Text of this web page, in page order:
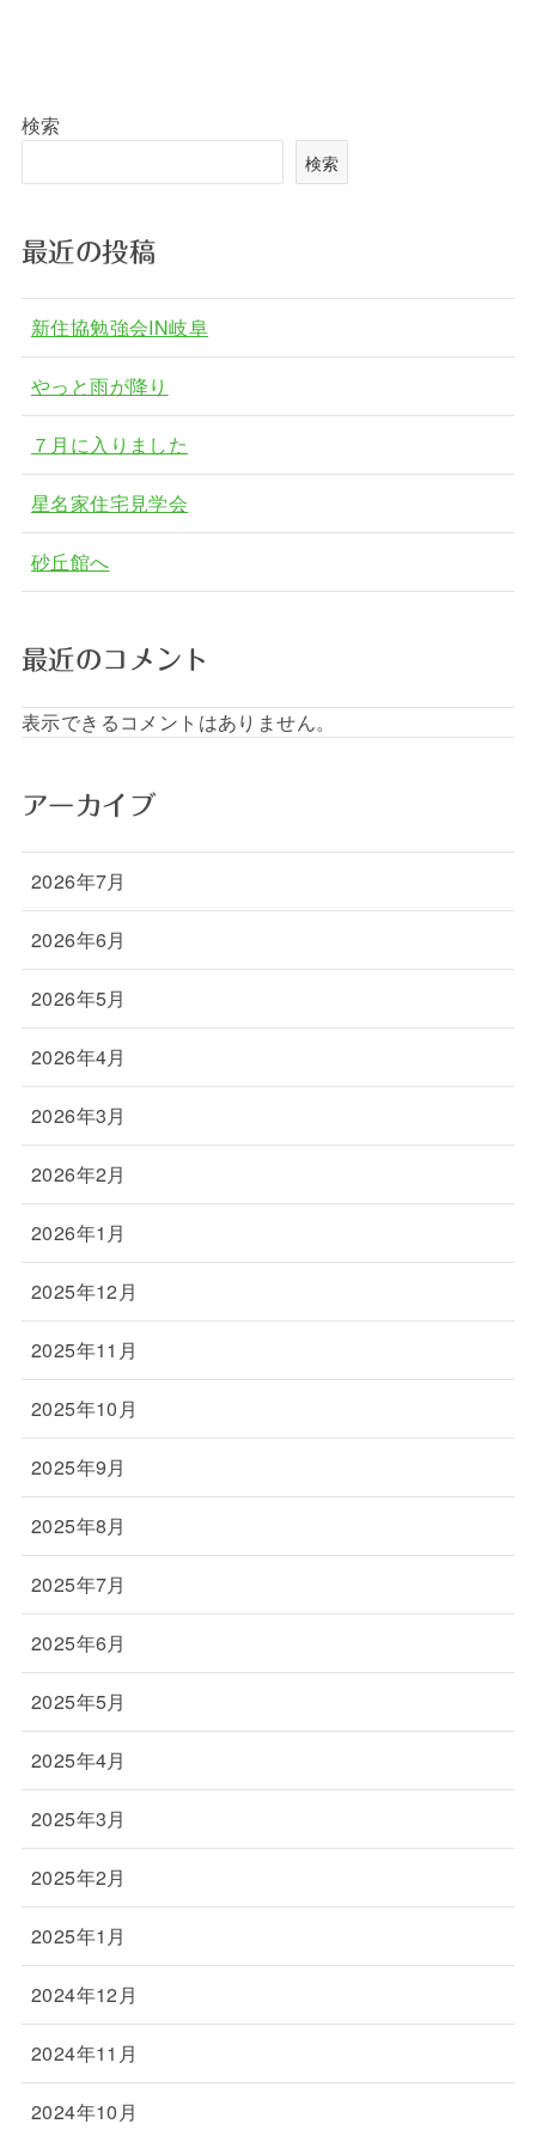
検索
検索
最近の投稿
新住協勉強会IN岐阜
やっと雨が降り
７月に入りました
星名家住宅見学会
砂丘館へ
最近のコメント
表示できるコメントはありません。
アーカイブ
2026年7月
2026年6月
2026年5月
2026年4月
2026年3月
2026年2月
2026年1月
2025年12月
2025年11月
2025年10月
2025年9月
2025年8月
2025年7月
2025年6月
2025年5月
2025年4月
2025年3月
2025年2月
2025年1月
2024年12月
2024年11月
2024年10月